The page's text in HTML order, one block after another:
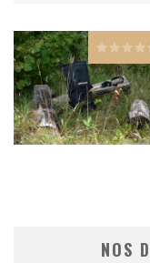
NOS